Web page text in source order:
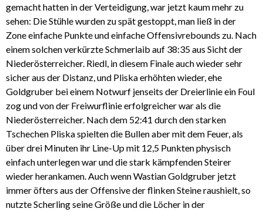
gemacht hatten in der Verteidigung, war jetzt kaum mehr zu
sehen: Die Stühle wurden zu spät gestoppt, man ließ in der
Zone einfache Punkte und einfache Offensivrebounds zu. Nach
einem solchen verkürzte Schmerlaib auf 38:35 aus Sicht der
Niederösterreicher. Riedl, in diesem Finale auch wieder sehr
sicher aus der Distanz, und Pliska erhöhten wieder, ehe
Goldgruber bei einem Notwurf jenseits der Dreierlinie ein Foul
zog und von der Freiwurflinie erfolgreicher war als die
Niederösterreicher. Nach dem 52:41 durch den starken
Tschechen Pliska spielten die Bullen aber mit dem Feuer, als
über drei Minuten ihr Line-Up mit 12,5 Punkten physisch
einfach unterlegen war und die stark kämpfenden Steirer
wieder herankamen. Auch wenn Wastian Goldgruber jetzt
immer öfters aus der Offensive der flinken Steine raushielt, so
nutzte Scherling seine Größe und die Löcher in der